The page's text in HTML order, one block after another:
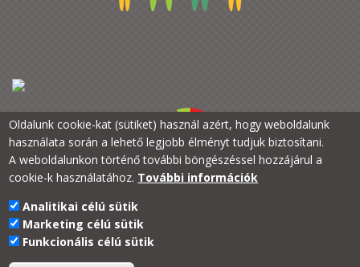
PTE Kancellária
PTE a Családokért
Oldalunk cookie-kat (sütiket) használ azért, hogy weboldalunk
használata során a lehető legjobb élményt tudjuk biztosítani.
A weboldalunkon történő további böngészéssel hozzájárul a
cookie-k használatához. További információk
Analitikai célú sütik
Marketing célú sütik
Funkcionális célú sütik